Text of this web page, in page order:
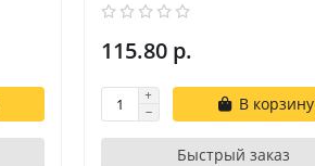
115.80 р.
В корзину
Быстрый заказ